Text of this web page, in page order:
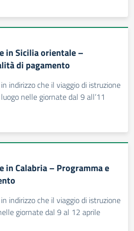
in Sicilia orientale –
di pagamento
indirizzo che il viaggio di istruzione
nelle giornate dal 9 all’11
in Calabria – Programma e
indirizzo che il viaggio di istruzione
giornate dal 9 al 12 aprile